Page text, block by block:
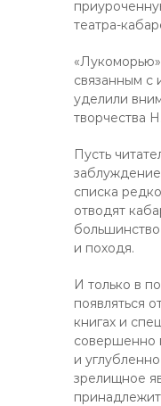
театра-
связанным с
уделили
творчества
Пусть
списка
отводят
и походя.
И только в
появляться
книгах и
совершенно
и
зрелищное